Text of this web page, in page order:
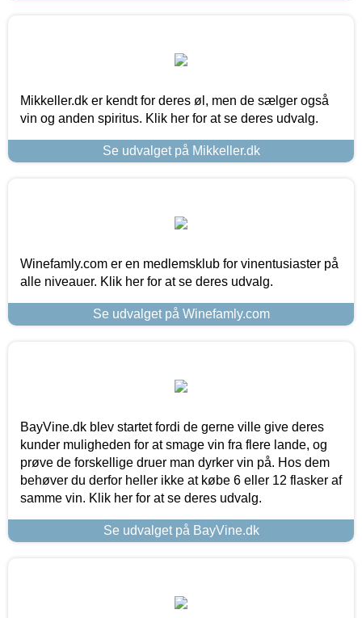
Mikkeller.dk er kendt for deres øl, men de sælger også
vin og anden spiritus. Klik her for at se deres udvalg.
Se udvalget på Mikkeller.dk
Winefamly.com er en medlemsklub for vinentusiaster på
alle niveauer. Klik her for at se deres udvalg.
Se udvalget på Winefamly.com
BayVine.dk blev startet fordi de gerne ville give deres
kunder muligheden for at smage vin fra flere lande, og
prøve de forskellige druer man dyrker vin på. Hos dem
behøver du derfor heller ikke at købe 6 eller 12 flasker af
samme vin. Klik her for at se deres udvalg.
Se udvalget på BayVine.dk